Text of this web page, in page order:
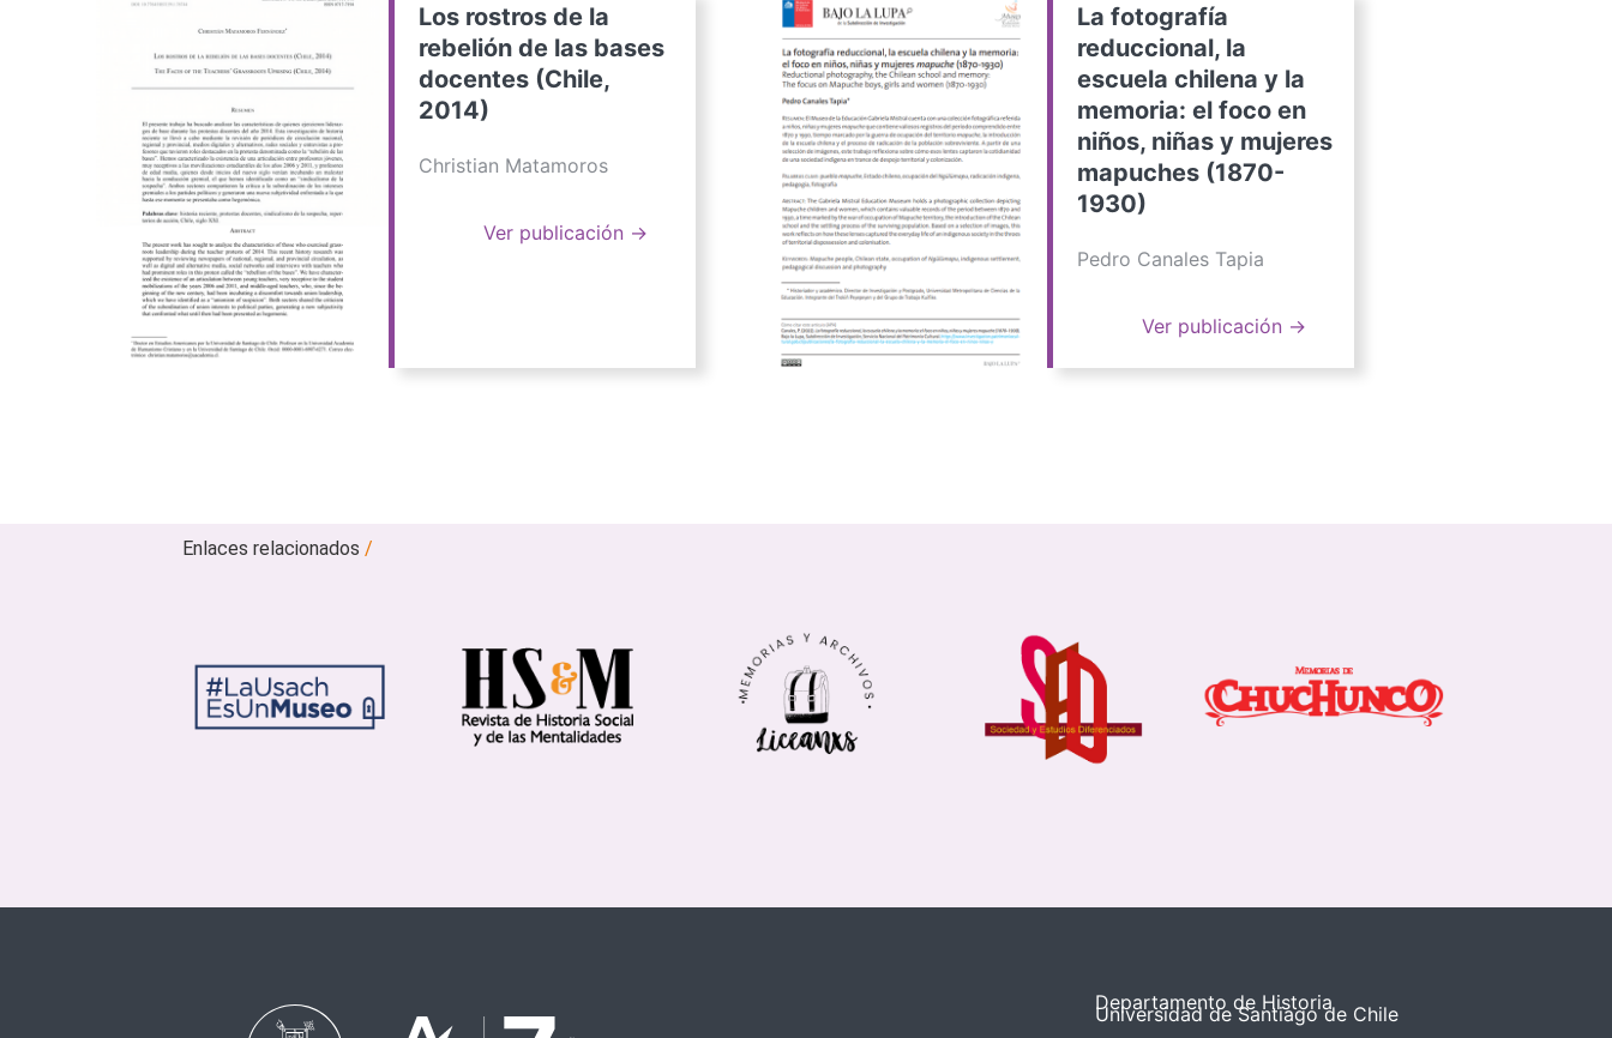
Los rostros de la
rebelión de las bases
docentes (Chile,
2014)
Christian Matamoros
Ver publicación →
La fotografía
reduccional, la
escuela chilena y la
memoria: el foco en
niños, niñas y mujeres
mapuches (1870-
1930)
Pedro Canales Tapia
Ver publicación →
Enlaces relacionados/
Departamento de Historia
Universidad de Santiago de Chile